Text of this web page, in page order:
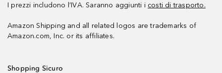
I prezzi includono l’IVA. Saranno aggiunti i costi di trasporto.
Amazon Shipping and all related logos are trademarks of
Amazon.com, Inc. or its affiliates.
Shopping Sicuro